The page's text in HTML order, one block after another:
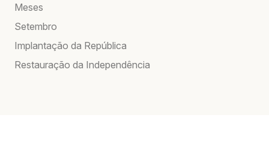
Meses
Setembro
Implantação da República
Restauração da Independência